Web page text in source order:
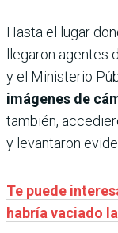
Hasta el lugar
llegaron
y el Ministerio
imágenes de
también,
y levantaron
Te puede
habría vaciado